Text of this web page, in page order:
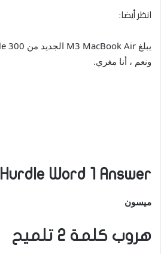
انظر أيضا:
ونعم ، أنا مغري.
Hurdle Word 1 Answer
ميسون
هروب كلمة 2 تلميح